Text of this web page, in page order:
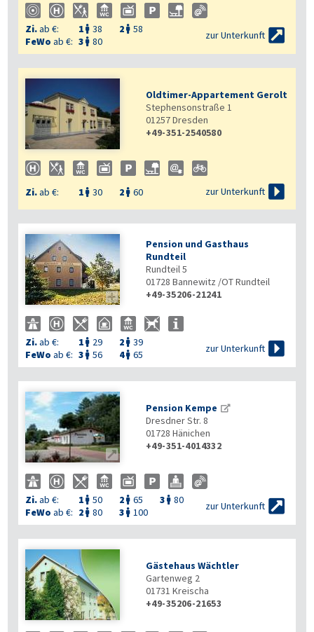
Zi.ab €: 1  38 2  58
FeWo ab €: 3  80
zur Unterkunft 
Oldtimer-Appartement Gerolt
Stephensonstraße 1
01257Dresden
+49-351-2540580
Zi.ab €: 1  30 2  60 zur Unterkunft 

Pension und Gasthaus
Rundteil
Rundteil 5
01728 Bannewitz /OT Rundteil
+49-35206-21241
Zi.ab €: 1  29 2  39
FeWo ab €: 3  56 4 65
zur Unterkunft 

Pension Kempe
Dresdner Str. 8
01728 Hänichen
+49-351-4014332
Zi.ab €: 1  50 2  65 3  80
FeWo ab €: 2  80 3  100
zur Unterkunft 
Gästehaus Wächtler
Gartenweg 2
01731 Kreischa
+49-35206-21653